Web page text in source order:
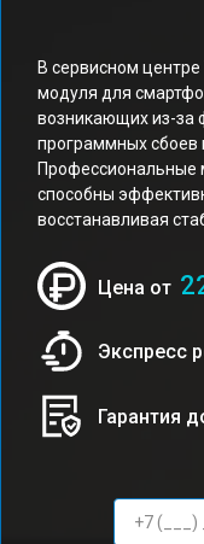
В сервисном
модуля для
возникающих из-за
программных сбоев
Профессиональные
способны
восстанавливая
Цена от
Экспресс
Гарантия